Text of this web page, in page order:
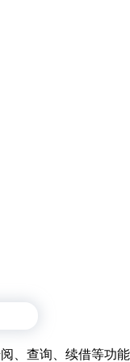
、查询、续借等功